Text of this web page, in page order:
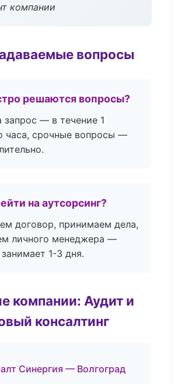
компании
вопросы
решаются вопросы?
запрос — в течение 1
часа, срочные вопросы —
на аутсорсинг?
договор, принимаем дела,
личного менеджера —
1-3 дня.
компании: Аудит и
консалтинг
Синергия — Волгоград